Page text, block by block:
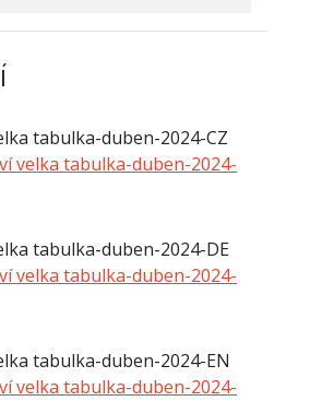
tabulka-duben-2024-CZ
velka tabulka-duben-2024-
tabulka-duben-2024-DE
velka tabulka-duben-2024-
tabulka-duben-2024-EN
velka tabulka-duben-2024-